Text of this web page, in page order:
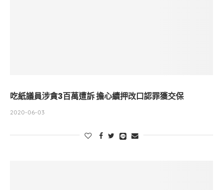
吃紙議員涉貪3百萬遭訴 擔心續押改口認罪獲交保
2020-06-03